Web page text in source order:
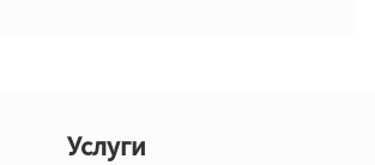
Услуги